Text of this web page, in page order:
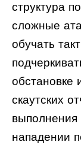
структура
сложные
обучать
обстановке
скаутских
нападении